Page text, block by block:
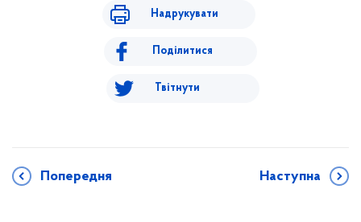
Надрукувати
Поділитися
Твітнути
Попередня Наступна